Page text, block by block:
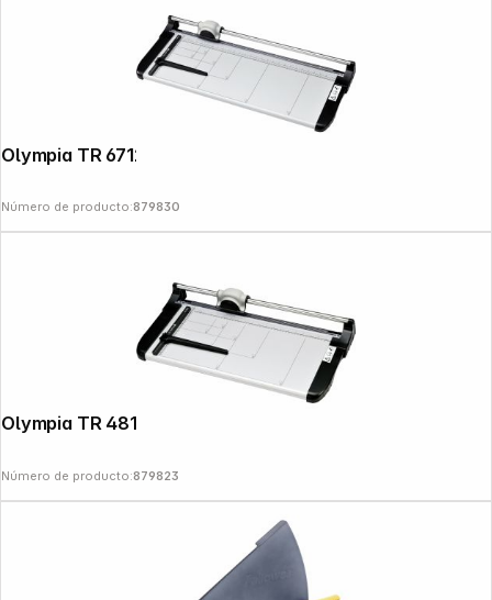
Número de producto:879830
Olympia TR 4815 Cizalla
Número de producto:879823